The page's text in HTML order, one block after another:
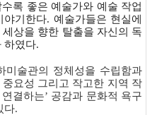
록 좋은 예술가와 예술 작업
야기한다. 예술가들은 현실에
상을 향한 탈출을 자신의 독
하였다.
미술관의 정체성을 수립함과
중요성 그리고 작고한 지역 작
결하는’ 공감과 문화적 욕구
다.